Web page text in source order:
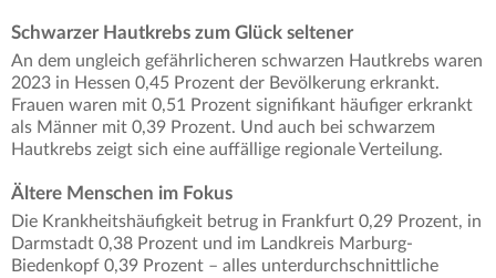
Schwarzer Hautkrebs zum Glück seltener
An dem ungleich gefährlicheren schwarzen Hautkrebs waren
2023 in Hessen 0,45 Prozent der Bevölkerung erkrankt.
Frauen waren mit 0,51 Prozent signifikant häufiger erkrankt
als Männer mit 0,39 Prozent. Und auch bei schwarzem
Hautkrebs zeigt sich eine auffällige regionale Verteilung.
Ältere Menschen im Fokus
Die Krankheitshäufigkeit betrug in Frankfurt 0,29 Prozent, in
Darmstadt 0,38 Prozent und im Landkreis Marburg-
Biedenkopf 0,39 Prozent – alles unterdurchschnittliche